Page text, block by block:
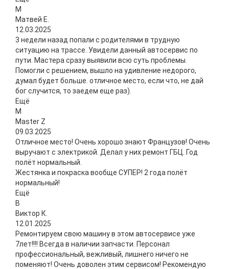
М
Матвей Е.
12.03.2025
3 недели назад попали с родителями в трудную
ситуацию на трассе. Увидели данный автосервис по
пути. Мастера сразу выявили всю суть проблемы.
Помогли с решением, вышло на удивление недорого,
думал будет больше. отличное место, если что, не дай
бог случится, то заедем еще раз).
Ещё
M
Master Z
09.03.2025
Отличное место! Очень хорошо знают Французов! Очень
выручают с электрикой. Делал у них ремонт ГБЦ. Год
полëт нормальный.
Жестянка и покраска вообще СУПЕР! 2 года полëт
нормальный!
Ещё
В
Виктор К.
12.01.2025
Ремонтируем свою машину в этом автосервисе уже
7лет!!!! Всегда в наличии запчасти. Персонал
профессиональный, вежливый, лишнего ничего не
поменяют! Очень доволен этим сервисом! Рекомендую